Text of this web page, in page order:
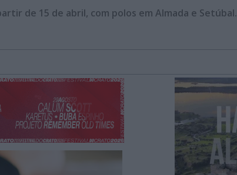
de 15 de abril, com polos em Almada e Setúbal.